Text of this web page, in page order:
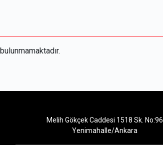
Melih Gökçek Caddesi 1518 Sk. No:96
Yenimahalle/Ankara